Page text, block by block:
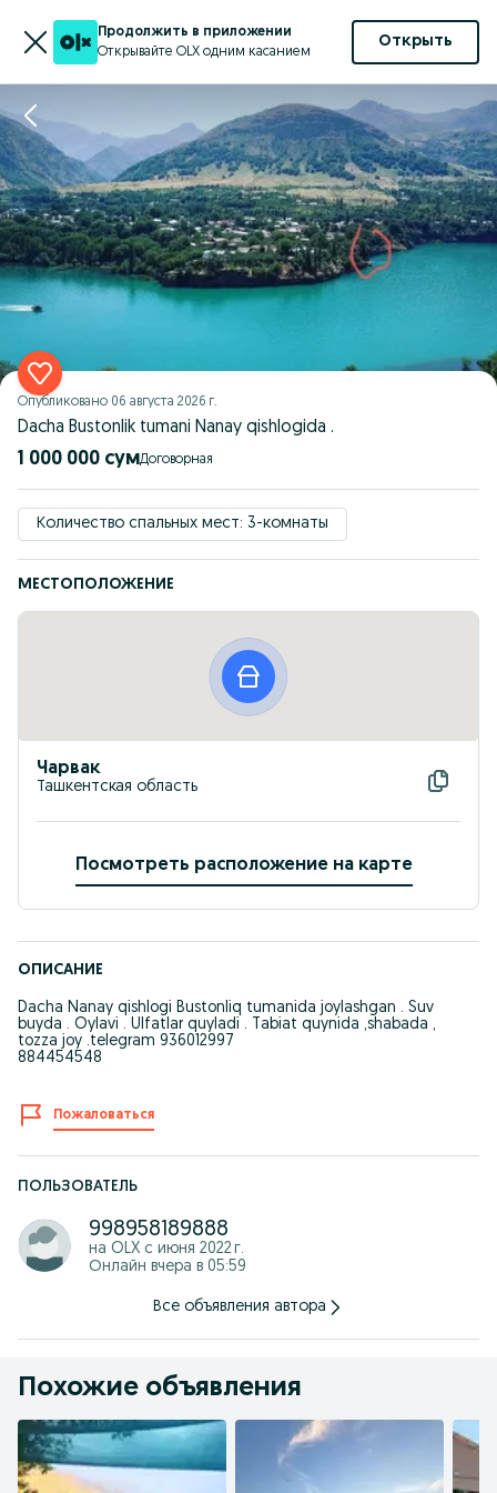
Продолжить в приложении
Открывайте OLX одним касанием
Открыть
Опубликовано 06 августа 2026 г.
Dacha Bustonlik tumani Nanay qishlogida .
1 000 000 сум Договорная
Количество спальных мест: 3-комнаты
МЕСТОПОЛОЖЕНИЕ
Чарвак
Ташкентская область
Посмотреть расположение на карте
ОПИСАНИЕ
Dacha Nanay qishlogi Bustonliq tumanida joylashgan . Suv
buyda . Oylavi . Ulfatlar quyladi . Tabiat quynida ,shabada ,
tozza joy .telegram 936012997
884454548
Пожаловаться
ПОЛЬЗОВАТЕЛЬ
998958189888
на OLX с июня 2022 г.
Онлайн вчера в 05:59
Все объявления автора
Похожие объявления